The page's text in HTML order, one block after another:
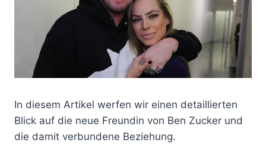
In diesem Artikel werfen wir einen detaillierten
Blick auf die neue Freundin von Ben Zucker und
die damit verbundene Beziehung.